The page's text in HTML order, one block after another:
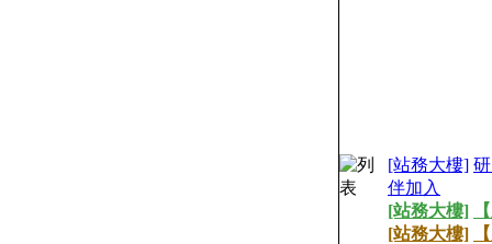
[站務大樓]
伴加入
[站務大樓]
[站務大樓]